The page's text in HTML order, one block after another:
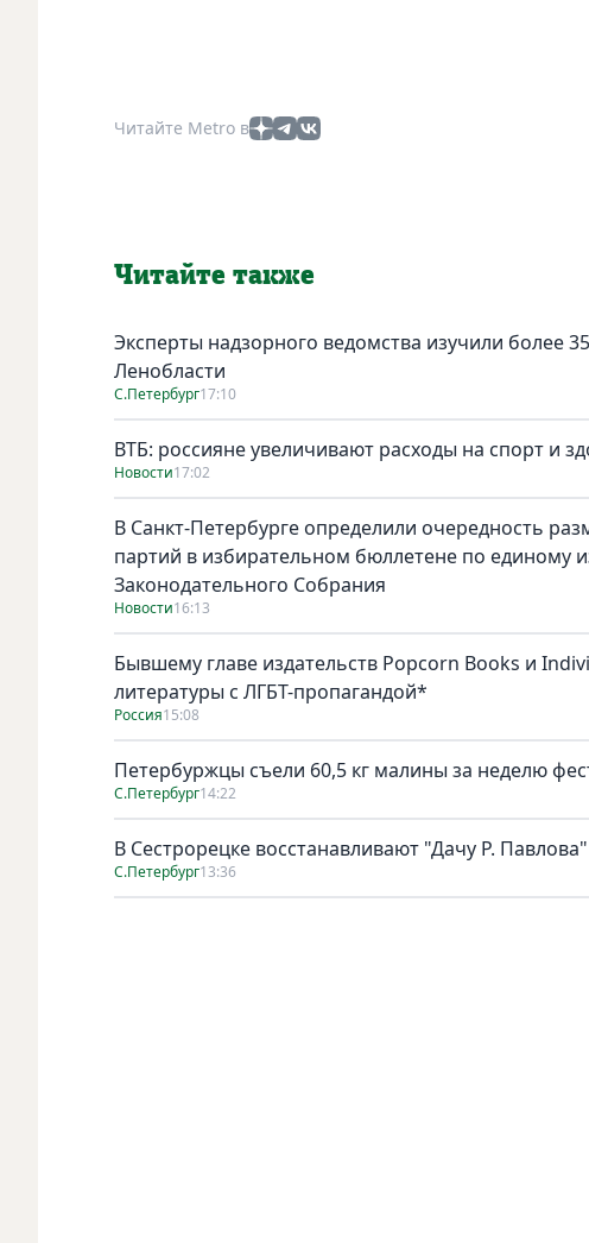
Читайте Metro в
Читайте также
Эксперты надзорного ведомства изучили более
Ленобласти
С.Петербург17:10
ВТБ: россияне увеличивают расходы на спорт и
Новости17:02
В Санкт-Петербурге определили очередность
партий в избирательном бюллетене по единому
Законодательного Собрания
Новости16:13
Бывшему главе издательств Popcorn Books и
литературы с ЛГБТ-пропагандой*
Россия15:08
Петербуржцы съели 60,5 кг малины за неделю
С.Петербург14:22
В Сестрорецке восстанавливают "Дачу Р. Павлова"
С.Петербург13:36